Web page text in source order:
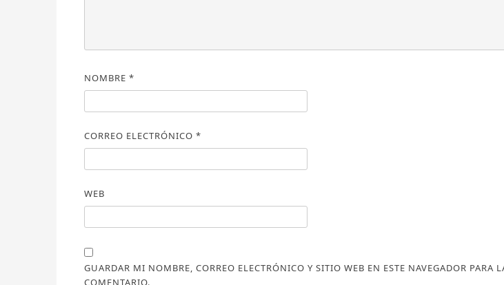
NOMBRE *
CORREO ELECTRÓNICO *
WEB
GUARDAR MI NOMBRE, CORREO ELECTRÓNICO Y SITIO WEB EN ESTE NAVEGADOR PARA
COMENTARIO.